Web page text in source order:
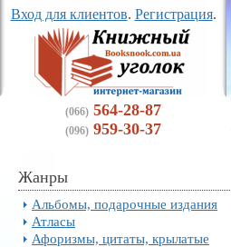
Вход для клиентов. Регистрация.
(066) 564-28-87
(096) 959-30-37
Жанры
Альбомы, подарочные издания
Атласы
Афоризмы, цитаты, крылатые